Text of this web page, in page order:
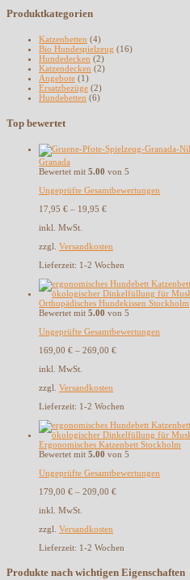
Produktkategorien
Katzenbetten (4)
Bio Hundespielzeug (16)
Hundedecken (2)
Katzendecken (2)
Angebote (1)
Ersatzbezüge (2)
Hundebetten (6)
Top bewertet
Granada
Bewertet mit 5.00 von 5
Ungeprüfte Gesamtbewertungen
17,95 € – 19,95 €
inkl. MwSt.
zzgl. Versandkosten
Lieferzeit: 1-2 Wochen
Orthopädisches Hundekissen Stockholm
Bewertet mit 5.00 von 5
Ungeprüfte Gesamtbewertungen
169,00 € – 269,00 €
inkl. MwSt.
zzgl. Versandkosten
Lieferzeit: 1-2 Wochen
Ergonomisches Katzenbett Stockholm
Bewertet mit 5.00 von 5
Ungeprüfte Gesamtbewertungen
179,00 € – 209,00 €
inkl. MwSt.
zzgl. Versandkosten
Lieferzeit: 1-2 Wochen
Produkte nach wichtigen Eigenschaften